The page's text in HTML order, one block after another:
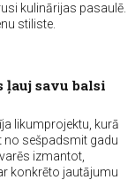
kulinārijas pasaulē.
stiliste.
ļauj savu balsi
likumprojektu, kurā
no sešpadsmit gadu
izmantot,
konkrēto jautājumu